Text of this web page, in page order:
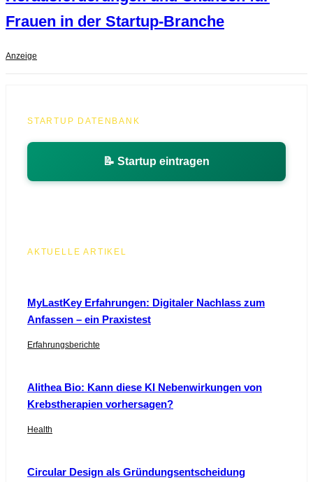
Frauen in der Startup-Branche
Anzeige
STARTUP DATENBANK
📝 Startup eintragen
AKTUELLE ARTIKEL
MyLastKey Erfahrungen: Digitaler Nachlass zum
Anfassen – ein Praxistest
Erfahrungsberichte
Alithea Bio: Kann diese KI Nebenwirkungen von
Krebstherapien vorhersagen?
Health
Circular Design als Gründungsentscheidung